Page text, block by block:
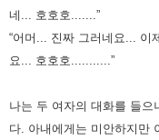
네... 호호호.......”
“어머... 진짜 그러네요... 이
요... 호호호...........”
나는 두 여자의 대화를 들으
다. 아내에게는 미안하지만